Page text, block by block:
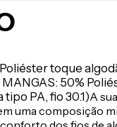
toque
MANGAS: 50%
PA, fio 30.1)A
uma composição